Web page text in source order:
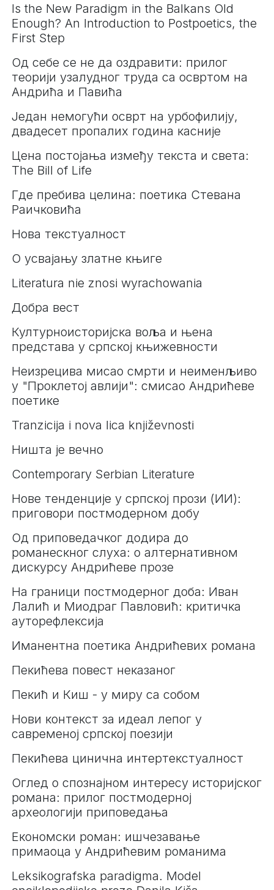
Is the New Paradigm in the Balkans Old
Enough? An Introduction to Postpoetics, the
First Step
Од себе се не да оздравити: прилог
теорији узалудног труда са освртом на
Андрића и Павића
Један немогући осврт на урбофилију,
двадесет пропалих година касније
Цена постојања између текста и света:
The Bill of Life
Где пребива целина: поетика Стевана
Раичковића
Нова текстуалност
О усвајању златне књиге
Literatura nie znosi wyrachowania
Добра вест
Културноисторијска воља и њена
представа у српској књижевности
Неизрецива мисао смрти и неименљиво
у "Проклетој авлији": смисао Андрићеве
поетике
Tranzicija i nova lica književnosti
Ништа је вечно
Contemporary Serbian Literature
Нове тенденције у српској прози (ИИ):
приговори постмодерном добу
Од приповедачког додира до
романескног слуха: о алтернативном
дискурсу Андрићеве прозе
На граници постмодерног доба: Иван
Лалић и Миодраг Павловић: критичка
ауторефлексија
Иманентна поетика Андрићевих романа
Пекићева повест неказаног
Пекић и Киш - у миру са собом
Нови контекст за идеал лепог у
савременој српској поезији
Пекићева цинична интертекстуалност
Оглед о спознајном интересу историјског
романа: прилог постмодерној
археологији приповедања
Економски роман: ишчезавање
примаоца у Андрићевим романима
Leksikografska paradigma. Model